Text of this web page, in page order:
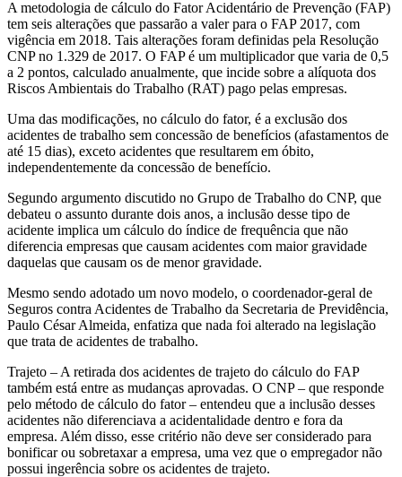
A metodologia de cálculo do Fator Acidentário de Prevenção (FAP)
tem seis alterações que passarão a valer para o FAP 2017, com
vigência em 2018. Tais alterações foram definidas pela Resolução
CNP no 1.329 de 2017. O FAP é um multiplicador que varia de 0,5
a 2 pontos, calculado anualmente, que incide sobre a alíquota dos
Riscos Ambientais do Trabalho (RAT) pago pelas empresas.
Uma das modificações, no cálculo do fator, é a exclusão dos
acidentes de trabalho sem concessão de benefícios (afastamentos de
até 15 dias), exceto acidentes que resultarem em óbito,
independentemente da concessão de benefício.
Segundo argumento discutido no Grupo de Trabalho do CNP, que
debateu o assunto durante dois anos, a inclusão desse tipo de
acidente implica um cálculo do índice de frequência que não
diferencia empresas que causam acidentes com maior gravidade
daquelas que causam os de menor gravidade.
Mesmo sendo adotado um novo modelo, o coordenador-geral de
Seguros contra Acidentes de Trabalho da Secretaria de Previdência,
Paulo César Almeida, enfatiza que nada foi alterado na legislação
que trata de acidentes de trabalho.
Trajeto – A retirada dos acidentes de trajeto do cálculo do FAP
também está entre as mudanças aprovadas. O CNP – que responde
pelo método de cálculo do fator – entendeu que a inclusão desses
acidentes não diferenciava a acidentalidade dentro e fora da
empresa. Além disso, esse critério não deve ser considerado para
bonificar ou sobretaxar a empresa, uma vez que o empregador não
possui ingerência sobre os acidentes de trajeto.